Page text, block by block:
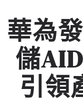
華為
儲
引領